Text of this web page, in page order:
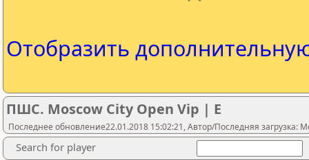
Отобразить
ПШС. Moscow City Open Vip | E
Последнее обновление22.01.2018 15:02:21, Автор/Последняя загрузка:
Search for player